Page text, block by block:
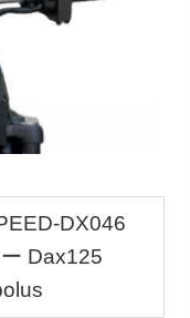
DX046
ー Dax125